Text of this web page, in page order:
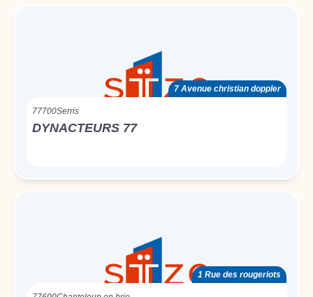
7 Avenue christian doppler
77700Serris
DYNACTEURS 77
1 Rue des rougeriots